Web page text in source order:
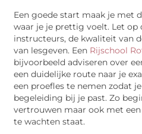
Een goede start maak je met
waar je je prettig voelt. Let op
instructeurs, de kwaliteit van
van lesgeven. Een Rijschool
bijvoorbeeld adviseren over
een duidelijke route naar je
een proefles te nemen zodat
begeleiding bij je past. Zo
vertrouwen maar ook met
te wachten staat.